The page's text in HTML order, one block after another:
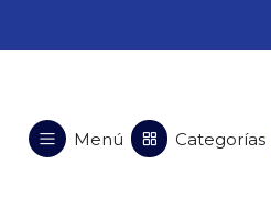
Taladros Magnéticos
Menú Categorías